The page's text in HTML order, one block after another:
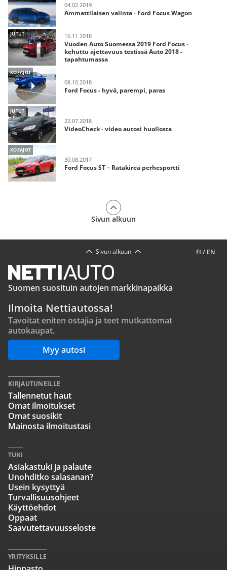
04.02.2019
Ammattilaisen valinta - Ford Focus Wagon
JUTUT 16.11.2018
Vuoden Auto Suomessa 2019 Ford Focus -
kehuttu ajettavuus testissä Auto 2018 -
tapahtumassa
KOEAJOT
08.10.2018
Ford Focus - hyvä, parempi, paras
JUTUT
22.07.2018
VideoCheck - video autosi huollosta
KOEAJOT
30.08.2017
Ford Focus ST – Ratakireä perhesportti
Sivun alkuun
FI / EN
Sivun alkuun
Suomen suosituin autojen markkinapaikka
Ilmoita Nettiautossa!
Tavoitat eniten ostajia ja teet mutkattomat
autokaupat.
Myy autosi
KIRJAUTUNEILLE
Tallennetut haut
Omat ilmoitukset
Omat suosikit
Mainosta ilmoitustasi
TUKI
Asiakastuki ja palaute
Unohditko salasanan?
Usein kysyttyä
Turvallisuusohjeet
Käyttöehdot
Oppaat
Saavutettavuusseloste
YRITYKSILLE